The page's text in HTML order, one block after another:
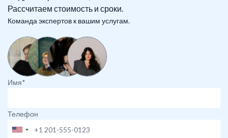
Рассчитаем стоимость и сроки.
Команда экспертов к вашим услугам.
Имя*
Телефон